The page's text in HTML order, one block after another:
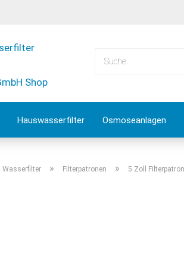
Hauswasserfilter Osmoseanlagen
Wasserfilter » Filterpatronen » 5 Zoll